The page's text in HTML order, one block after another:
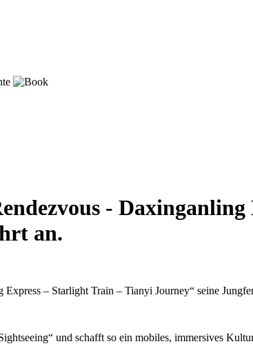
-
an.
– Starlight Train – Tianyi Journey“ seine
und schafft so ein mobiles, immersives